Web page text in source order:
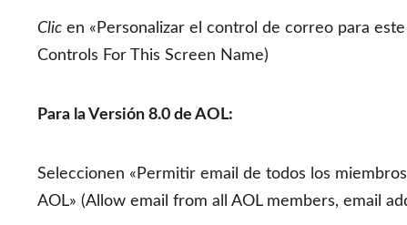
Clic en «Personalizar el control de correo para
Controls For This Screen Name)
Para la Versión 8.0 de AOL:
Seleccionen «Permitir email de todos los
AOL» (Allow email from all AOL members, email